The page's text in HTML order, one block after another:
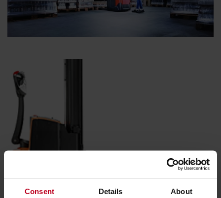
Consent Details About